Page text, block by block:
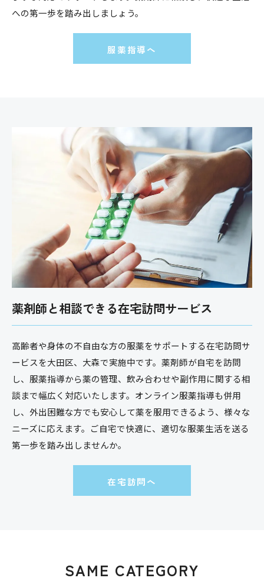
への第一歩を踏み出しましょう。
服薬指導へ
薬剤師と相談できる在宅訪問サービス
高齢者や身体の不自由な方の服薬をサポートする在宅訪問サ
ービスを大田区、大森で実施中です。薬剤師が自宅を訪問
し、服薬指導から薬の管理、飲み合わせや副作用に関する相
談まで幅広く対応いたします。オンライン服薬指導も併用
し、外出困難な方でも安心して薬を服用できるよう、様々な
ニーズに応えます。ご自宅で快適に、適切な服薬生活を送る
第一歩を踏み出しませんか。
在宅訪問へ
SAME CATEGORY